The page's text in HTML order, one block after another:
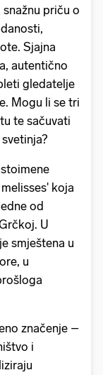
snažnu priču o
Sjajna
autentično
gledatelje
Mogu li se tri
te sačuvati
koja
od
U
smještena u
u
značenje –
i